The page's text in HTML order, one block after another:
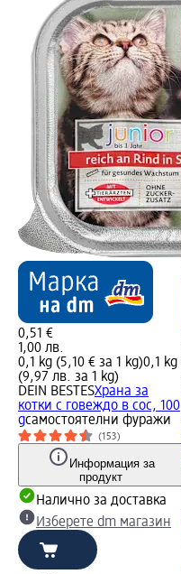
0,51 €
1,00 лв.
0,1 kg (5,10 € за 1 kg)0,1 kg
(9,97 лв. за 1 kg)
DEIN BESTESХрана за
котки с говеждо в сос, 100
gсамостоятелни фуражи
(153)
Информация за
продукт
Налично за доставка
Изберете dm магазин